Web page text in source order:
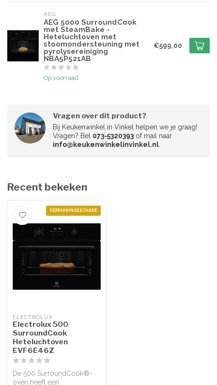
AEG
AEG 5000 SurroundCook
met SteamBake -
Heteluchtoven met
stoomondersteuning met
pyrolysereiniging
NBA5P521AB
Op voorraad
€599,00
Vragen over dit product?
Bij Keukenwinkel in Vinkel helpen we je graag!
Vragen? Bel 073-5320393 of mail naar
info@keukenwinkelinvinkel.nl.
Recent bekeken
VERPAKKINGSSCHADE
ELECTROLUX
Electrolux 500
SurroundCook
Heteluchtoven
EVF6E46Z
De 500 SurroundCook®-
oven heeft een